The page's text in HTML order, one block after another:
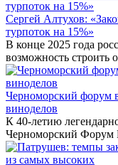
Сергей Алтухов:
турпоток на 15%»
В конце 2025 года
возможность строить
Черноморский форум
виноделов
К 40-летию
Черноморский Форум